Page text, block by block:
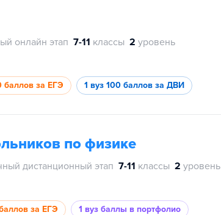
онлайн этап 7-11 классы 2 уровень
баллов за ЕГЭ 1 вуз 100 баллов за ДВИ
по физике
дистанционный этап 7-11 классы 2 уровень
за ЕГЭ 1 вуз баллы в портфолио